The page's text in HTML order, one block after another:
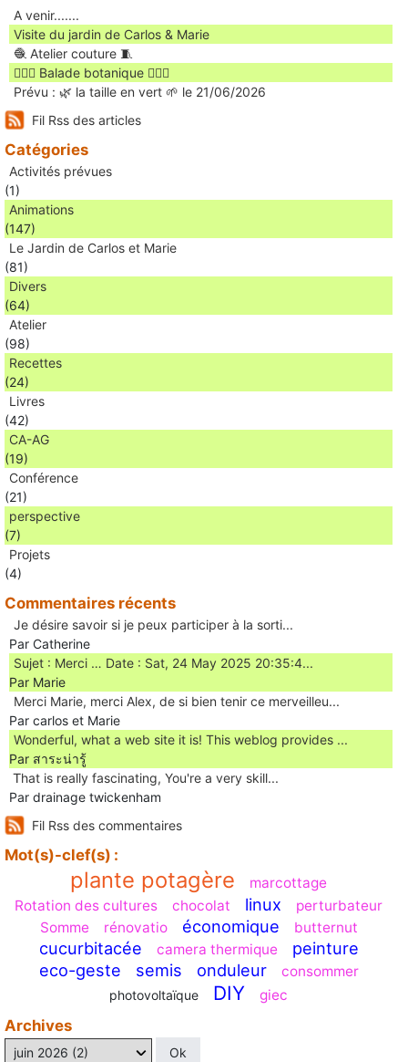
A venir.......
Visite du jardin de Carlos & Marie
🧶 Atelier couture 🧵
🚶🏻‍♀️ Balade botanique 🚶🏻‍♂️
Prévu : 🌿 la taille en vert 🌱 le 21/06/2026
Fil Rss des articles
Catégories
Activités prévues
(1)
Animations
(147)
Le Jardin de Carlos et Marie
(81)
Divers
(64)
Atelier
(98)
Recettes
(24)
Livres
(42)
CA-AG
(19)
Conférence
(21)
perspective
(7)
Projets
(4)
Commentaires récents
Je désire savoir si je peux participer à la sorti...
Par Catherine
Sujet : Merci … Date : Sat, 24 May 2025 20:35:4...
Par Marie
Merci Marie, merci Alex, de si bien tenir ce merveilleu...
Par carlos et Marie
Wonderful, what a web site it is! This weblog provides ...
Par สาระน่ารู้
Ꭲhat is really fascinating, You'rе a very skill...
Par drainage twickenham
Fil Rss des commentaires
Mot(s)-clef(s) :
plante potagère
marcottage
Rotation des cultures
chocolat linux
perturbateur
Somme
rénovatio économique butternut
cucurbitacée camera thermique
peinture
eco-geste
semis onduleur consommer
photovoltaïque DIY giec
Archives